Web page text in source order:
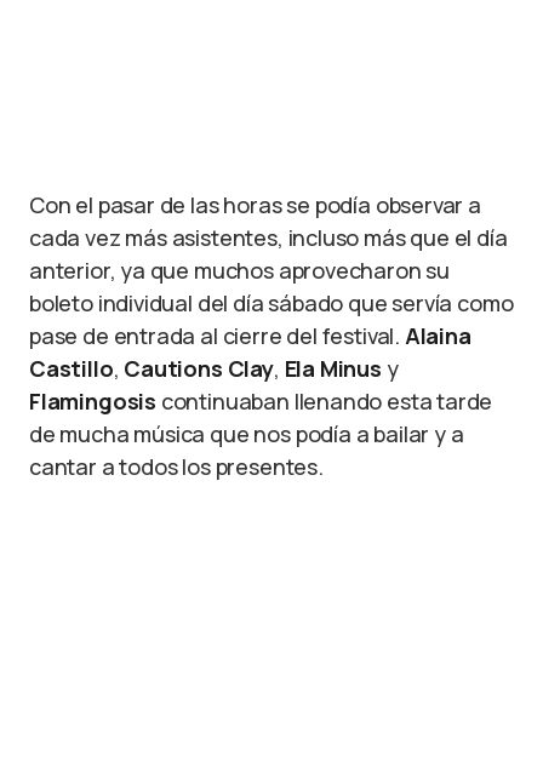
Con el pasar de las horas se podía observar a
cada vez más asistentes, incluso más que el día
anterior, ya que muchos aprovecharon su
boleto individual del día sábado que servía como
pase de entrada al cierre del festival. Alaina
Castillo, Cautions Clay, Ela Minus y
Flamingosis continuaban llenando esta tarde
de mucha música que nos podía a bailar y a
cantar a todos los presentes.